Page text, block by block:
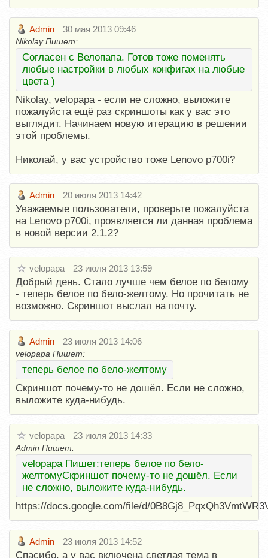
Admin 30 мая 2013 09:46
Nikolay Пишет:
Согласен с Велопапа. Готов тоже поменять
любые настройки в любых конфигах на любые
цвета )
Nikolay, velopapa - если не сложно, выложите
пожалуйста ещё раз скриншоты как у вас это
выглядит. Начинаем новую итерацию в решении
этой проблемы.
Николай, у вас устройство тоже Lenovo p700i?
Admin 20 июля 2013 14:42
Уважаемые пользователи, проверьте пожалуйста
на Lenovo p700i, проявляется ли данная проблема
в новой версии 2.1.2?
velopapa 23 июля 2013 13:59
Добрый день. Стало лучше чем белое по белому
- теперь белое по бело-желтому. Но прочитать не
возможно. Скриншот выслал на почту.
Admin 23 июля 2013 14:06
velopapa Пишет:
теперь белое по бело-желтому
Скриншот почему-то не дошёл. Если не сложно,
выложите куда-нибудь.
velopapa 23 июля 2013 14:33
Admin Пишет:
velopapa Пишет:теперь белое по бело-
желтомуСкриншот почему-то не дошёл. Если
не сложно, выложите куда-нибудь.
https://docs.google.com/file/d/
Admin 23 июля 2013 14:52
Спасибо, а у вас включена светлая тема в